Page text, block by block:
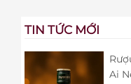
TIN TỨC MỚI
Ai